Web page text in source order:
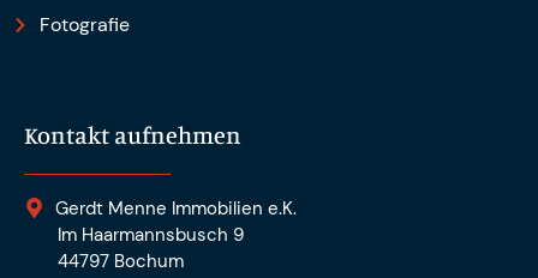
Fotografie
Kontakt aufnehmen
Gerdt Menne Immobilien e.K.
Im Haarmannsbusch 9
44797 Bochum